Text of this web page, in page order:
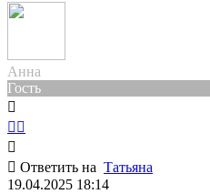
Анна
Гость
Ответить на Татьяна
19.04.2025 18:14